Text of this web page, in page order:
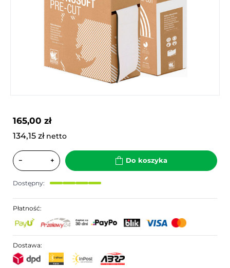
165,00 zł
134,15 zł netto
− + Do koszyka
Dostępny:
Płatność:
Dostawa: